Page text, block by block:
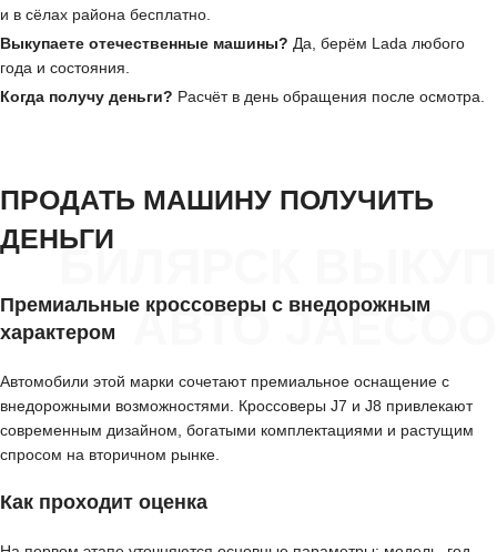
и в сёлах района бесплатно.
Выкупаете отечественные машины? Да, берём Lada любого
года и состояния.
Когда получу деньги? Расчёт в день обращения после осмотра.
БИЛЯРСК ВЫКУП
АВТО JAECOO
ПРОДАТЬ МАШИНУ ПОЛУЧИТЬ
ДЕНЬГИ
Премиальные кроссоверы с внедорожным
характером
Автомобили этой марки сочетают премиальное оснащение с
внедорожными возможностями. Кроссоверы J7 и J8 привлекают
современным дизайном, богатыми комплектациями и растущим
спросом на вторичном рынке.
Как проходит оценка